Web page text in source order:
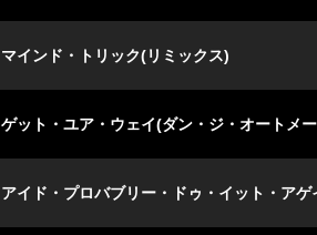
マインド・トリック(リミックス)
ゲット・ユア・ウェイ(ダン・ジ・オートメ
アイド・プロバブリー・ドゥ・イット・アゲ